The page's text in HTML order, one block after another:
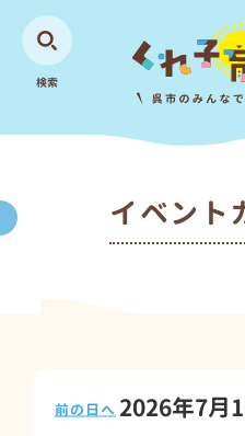
検索
イベント
2026年7月
前の日へ